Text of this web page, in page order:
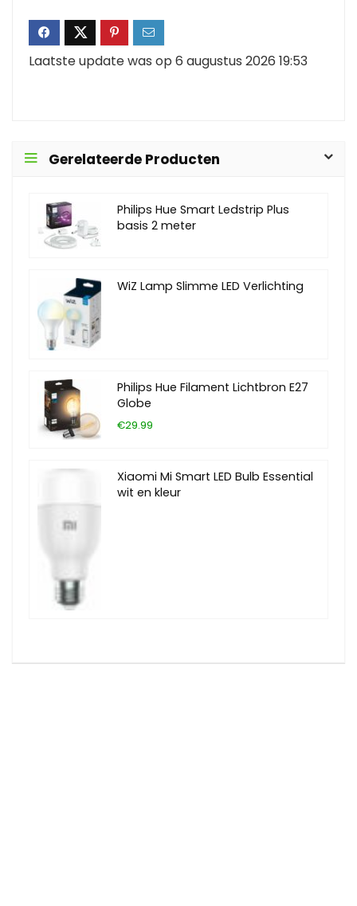
Laatste update was op 6 augustus 2026 19:53
Gerelateerde Producten
Philips Hue Smart Ledstrip Plus
basis 2 meter
WiZ Lamp Slimme LED Verlichting
Philips Hue Filament Lichtbron E27
Globe
€29.99
Xiaomi Mi Smart LED Bulb Essential
wit en kleur